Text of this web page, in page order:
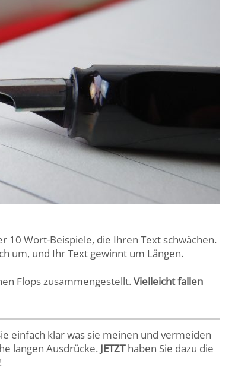
10 Wort-Beispiele, die Ihren Text schwächen.
um, und Ihr Text gewinnt um Längen.
Flops zusammengestellt. Vielleicht fallen
einfach klar was sie meinen und vermeiden
langen Ausdrücke. JETZThaben Sie dazu die